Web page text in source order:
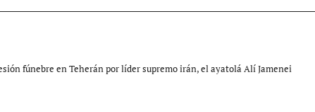
fúnebre en Teherán por líder supremo irán, el ayatolá Alí Jamenei